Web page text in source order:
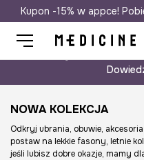
Darmowa
Kupon -15% w appce!
NOWA KOLEKCJA
Odkryj ubrania, obuwie,
postaw na lekkie fasony, letnie
jeśli lubisz dobre okazje, mamy